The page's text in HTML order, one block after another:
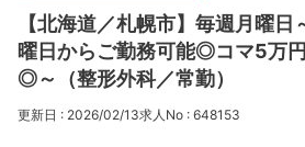
【北海道／札幌市】毎週月曜日
曜日からご勤務可能◎コマ5万
◎～（整形外科／常勤）
更新日 : 2026/02/13求人No : 648153